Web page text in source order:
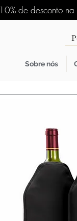
10% de desconto
Sobre nós